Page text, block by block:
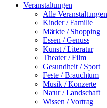
Veranstaltungen
Alle Veranstaltungen
Kinder / Familie
Märkte / Shopping
Essen / Genuss
Kunst / Literatur
Theater / Film
Gesundheit / Sport
Feste / Brauchtum
Musik / Konzerte
Natur / Landschaft
Wissen / Vortrag